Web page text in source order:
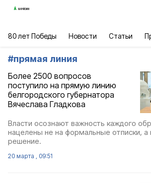
80 лет Победы Новости Статьи
#прямая линия
Более 2500 вопросов
поступило на прямую линию
белгородского губернатора
Вячеслава Гладкова
Власти осознают важность каждого
нацелены не на формальные отписки, а
решение.
20 марта , 09:51